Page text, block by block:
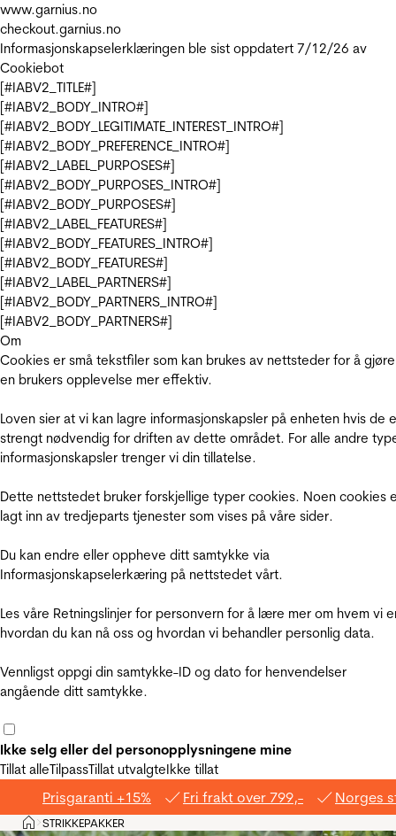
www.garnius.no
checkout.garnius.no
Informasjonskapselerklæringen ble sist oppdatert 7/12/26 av
Cookiebot
[#IABV2_TITLE#]
[#IABV2_BODY_INTRO#]
[#IABV2_BODY_LEGITIMATE_INTEREST_INTRO#]
[#IABV2_BODY_PREFERENCE_INTRO#]
[#IABV2_LABEL_PURPOSES#]
[#IABV2_BODY_PURPOSES_INTRO#]
[#IABV2_BODY_PURPOSES#]
[#IABV2_LABEL_FEATURES#]
[#IABV2_BODY_FEATURES_INTRO#]
[#IABV2_BODY_FEATURES#]
[#IABV2_LABEL_PARTNERS#]
[#IABV2_BODY_PARTNERS_INTRO#]
[#IABV2_BODY_PARTNERS#]
Om
Cookies er små tekstfiler som kan brukes av nettsteder for å gjøre
en brukers opplevelse mer effektiv.
Loven sier at vi kan lagre informasjonskapsler på enheten hvis de
strengt nødvendig for driften av dette området. For alle andre
informasjonskapsler trenger vi din tillatelse.
Dette nettstedet bruker forskjellige typer cookies. Noen cookies
lagt inn av tredjeparts tjenester som vises på våre sider.
Du kan endre eller oppheve ditt samtykke via
Informasjonskapselerkæring på nettstedet vårt.
Les våre Retningslinjer for personvern for å lære mer om hvem vi
hvordan du kan nå oss og hvordan vi behandler personlig data.
Vennligst oppgi din samtykke-ID og dato for henvendelser
angående ditt samtykke.
Ikke selg eller del personopplysningene mine
Tillat alleTilpassTillat utvalgteIkke tillat
Prisgaranti +15% Fri frakt over 799,- Norges
Hjem
>STRIKKEPAKKER